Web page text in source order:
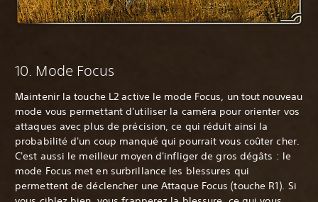
‎10. Mode Focus
Maintenir la touche L2 active le mode Focus, un tout nouveau
mode vous permettant d'utiliser la caméra pour orienter vos
attaques avec plus de précision, ce qui réduit ainsi la
probabilité d'un coup manqué qui pourrait vous coûter cher.
C'est aussi le meilleur moyen d'infliger de gros dégâts : le
mode Focus met en surbrillance les blessures qui
permettent de déclencher une Attaque Focus (touche R1). Si